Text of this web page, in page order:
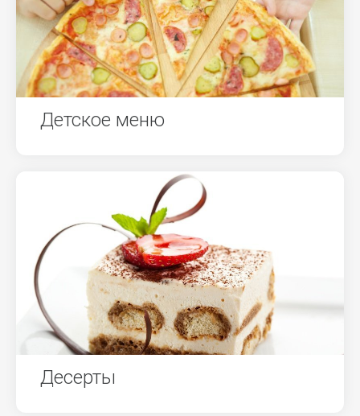
Детское меню
Десерты